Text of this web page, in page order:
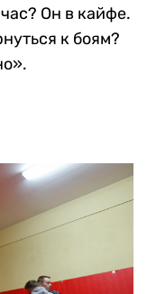
Он в кайфе.
к боям?